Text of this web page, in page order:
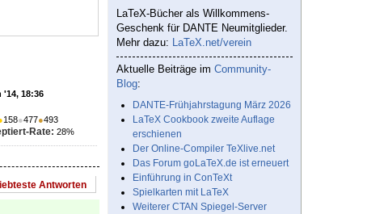
'14, 18:36
158●477●493
Rate: 28%
Antworten
LaTeX-Bücher als Willkommens-
Geschenk für DANTE Neumitglieder.
Mehr dazu: LaTeX.net/verein
Aktuelle Beiträge im Community-
Blog:
DANTE-Frühjahrstagung März 2026
LaTeX Cookbook zweite Auflage
erschienen
Der Online-Compiler TeXlive.net
Das Forum goLaTeX.de ist erneuert
Einführung in ConTeXt
Spielkarten mit LaTeX
Weiterer CTAN Spiegel-Server